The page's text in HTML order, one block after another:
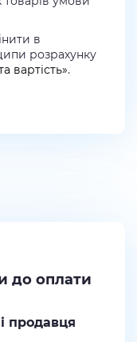
в
розрахунку
вартість».
до оплати
продавця